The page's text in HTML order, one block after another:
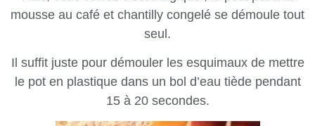
mousse au café et chantilly congelé se démoule tout
seul.
Il suffit juste pour démouler les esquimaux de mettre
le pot en plastique dans un bol d’eau tiède pendant
15 à 20 secondes.